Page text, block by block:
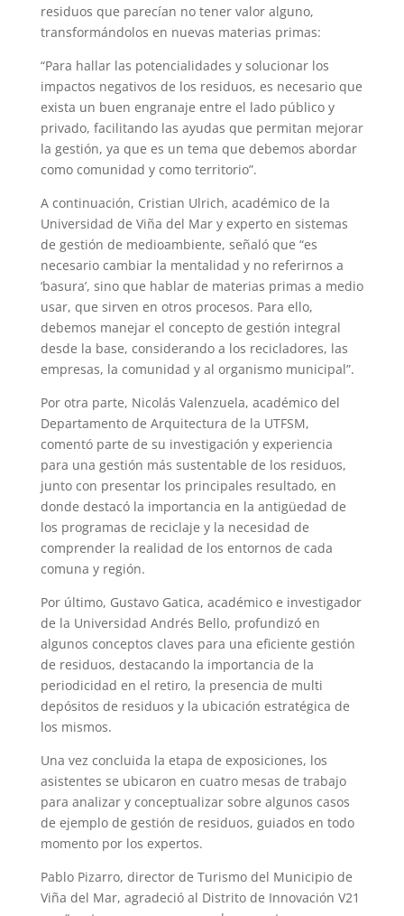
residuos que parecían no tener valor alguno,
transformándolos en nuevas materias primas:
“Para hallar las potencialidades y solucionar los
impactos negativos de los residuos, es necesario que
exista un buen engranaje entre el lado público y
privado, facilitando las ayudas que permitan mejorar
la gestión, ya que es un tema que debemos abordar
como comunidad y como territorio”.
A continuación, Cristian Ulrich, académico de la
Universidad de Viña del Mar y experto en sistemas
de gestión de medioambiente, señaló que “es
necesario cambiar la mentalidad y no referirnos a
‘basura’, sino que hablar de materias primas a medio
usar, que sirven en otros procesos. Para ello,
debemos manejar el concepto de gestión integral
desde la base, considerando a los recicladores, las
empresas, la comunidad y al organismo municipal”.
Por otra parte, Nicolás Valenzuela, académico del
Departamento de Arquitectura de la UTFSM,
comentó parte de su investigación y experiencia
para una gestión más sustentable de los residuos,
junto con presentar los principales resultado, en
donde destacó la importancia en la antigüedad de
los programas de reciclaje y la necesidad de
comprender la realidad de los entornos de cada
comuna y región.
Por último, Gustavo Gatica, académico e investigador
de la Universidad Andrés Bello, profundizó en
algunos conceptos claves para una eficiente gestión
de residuos, destacando la importancia de la
periodicidad en el retiro, la presencia de multi
depósitos de residuos y la ubicación estratégica de
los mismos.
Una vez concluida la etapa de exposiciones, los
asistentes se ubicaron en cuatro mesas de trabajo
para analizar y conceptualizar sobre algunos casos
de ejemplo de gestión de residuos, guiados en todo
momento por los expertos.
Pablo Pizarro, director de Turismo del Municipio de
Viña del Mar, agradeció al Distrito de Innovación V21